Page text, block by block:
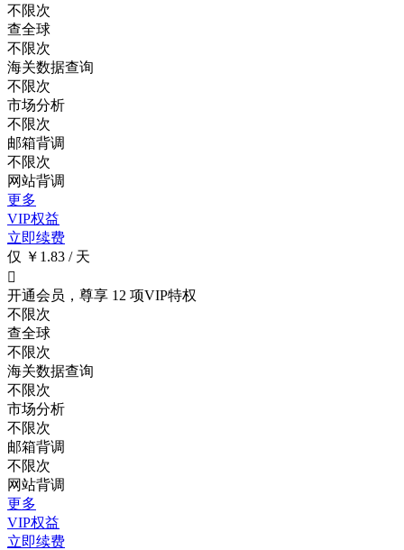
不限次
查全球
不限次
海关数据查询
不限次
市场分析
不限次
邮箱背调
不限次
网站背调
更多
VIP权益
立即续费
仅 ￥1.83 / 天

开通会员，尊享 12 项VIP特权
不限次
查全球
不限次
海关数据查询
不限次
市场分析
不限次
邮箱背调
不限次
网站背调
更多
VIP权益
立即续费